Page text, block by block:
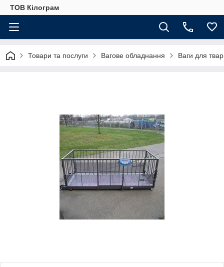
ТОВ Кілограм
Товари та послуги Вагове обладнання Ваги для